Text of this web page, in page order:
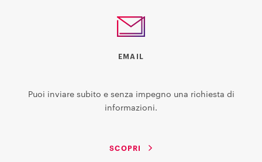
EMAIL
Puoi inviare subito e senza impegno una richiesta di
informazioni.
SCOPRI